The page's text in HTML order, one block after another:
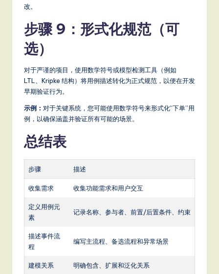
改。
步骤 9：形式化规范（可
选）
对于严谨的项目，使用数学符号或模型检测工具（例如
LTL、Kripke 结构）将用例描述转化为正式规范，以便在开发
早期验证行为。
示例： 对于关键系统，您可能使用数学符号来形式化“下单”用
例，以确保涵盖并验证所有可能的场景。
总结表
步骤 描述
收集需求 收集功能需求和用户交互
定义用例元
素
记录名称、参与者、前置/后置条件、约束
描述事件流
程
编写主流程、备选流程和异常场景
建模关系 明确包含、扩展和泛化关系